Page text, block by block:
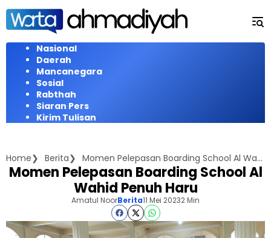
Langsung
konten
Nasional
Daerah
Mancanegara
Sosial
Rabthah
Siaran Pers
Kirim Tulisan
Home Berita Momen Pelepasan Boarding School Al Wahid Penuh Haru
Momen Pelepasan Boarding School Al
Wahid Penuh Haru
Amatul NoorBerita11 Mei 20232 Min